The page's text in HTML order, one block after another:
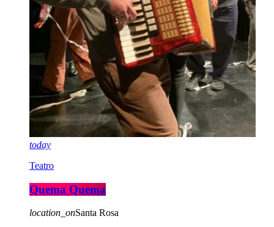
today
Teatro
Quema Quema
location_onSanta Rosa